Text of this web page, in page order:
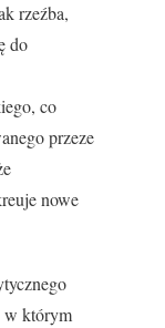
rzeźba,
do
co
przeze
nowe
w którym